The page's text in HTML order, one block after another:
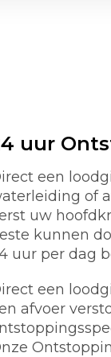
uur
een
of
uw
kunnen
uur per dag
een
afvoer